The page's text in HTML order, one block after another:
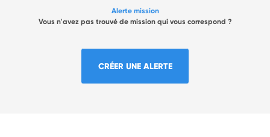
Alerte mission
Vous n'avez pas trouvé de mission qui vous correspond ?
CRÉER UNE ALERTE